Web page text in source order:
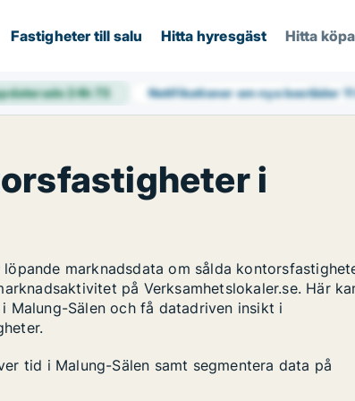
Fastigheter till salu Hitta hyresgäst Hitta
24h 73 Notifikationer om nya bostäder
i
marknadsdata om sålda
på Verksamhetslokaler.se. Här
Malung-Sälen och få datadriven insikt i
tid i Malung-Sälen samt segmentera data på